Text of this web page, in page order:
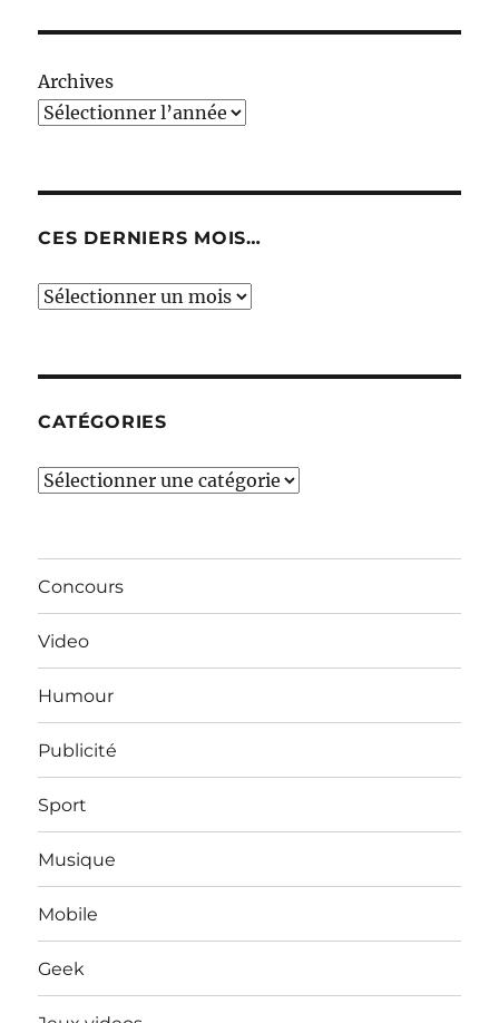
Archives
CES DERNIERS MOIS…
Ces
CATÉGORIES
Catégories
Concours
Video
Humour
Publicité
Sport
Musique
Mobile
Geek